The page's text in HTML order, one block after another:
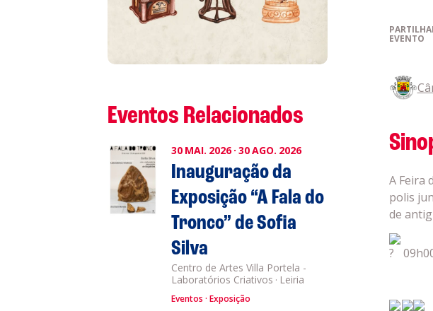
Clubes
Contactos
EVENTO
A Feira
polis
de
Eventos Relacionados
30 MAI. 2026· 30AGO. 2026
Inauguração da
Exposição “A Fala do
Tronco” de Sofia
Silva
Centro de Artes Villa Portela -
Laboratórios Criativos · Leiria
Eventos Exposição